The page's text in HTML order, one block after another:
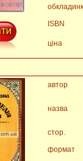
ISBN
ціна
автор
назва
стор.
формат